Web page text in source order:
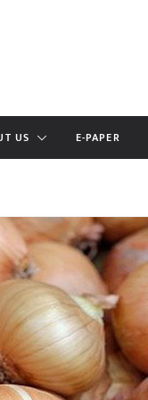
US E-PAPER